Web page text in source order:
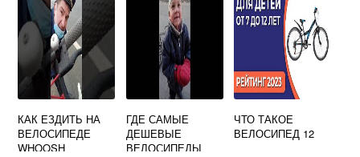
КАК ЕЗДИТЬ НА
ВЕЛОСИПЕДЕ
WHOOSH
ГДЕ САМЫЕ
ДЕШЕВЫЕ
ВЕЛОСИПЕДЫ
ЧТО ТАКОЕ
ВЕЛОСИПЕД 12